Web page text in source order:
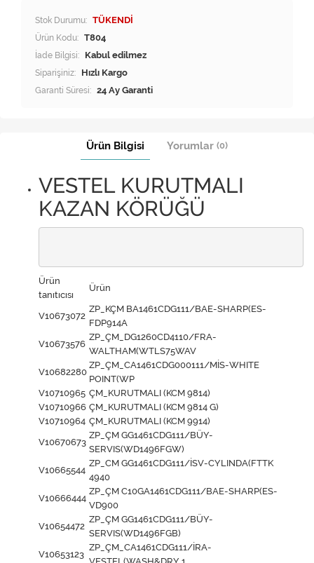
Stok Durumu: TÜKENDİ
Ürün Kodu: T804
İade Bilgisi:
Siparişiniz: Hızlı Kargo
Garanti Süresi: 24 Ay Garanti
Ürün Bilgisi Yorumlar (0)
VESTEL KURUTMALI
KAZAN KÖRÜĞÜ
Ürün
tanıtıcısı
Ürün
V10673072
ZP_KÇM BA1461CDG111/BAE-SHARP(ES-
FDP914A
V10673576
ZP_ÇM_DG1260CD4110/FRA-
WALTHAM(WTLS75WAV
V10682280
ZP_ÇM_CA1461CDG000111/MİS-WHITE
POINT(WP
V10710965 ÇM_KURUTMALI (KCM 9814)
V10710966 ÇM_KURUTMALI (KCM 9814 G)
V10710964 ÇM_KURUTMALI (KCM 9914)
V10670673
ZP_ÇM GG1461CDG111/BÜY-
SERVIS(WD1496FGW)
V10665544
ZP_CM GG1461CDG111/İSV-CYLINDA(FTTK
4940
V10666444
ZP_ÇM C10GA1461CDG111/BAE-SHARP(ES-
VD900
V10654472
ZP_ÇM GG1461CDG111/BÜY-
SERVIS(WD1496FGB)
V10653123
ZP_ÇM_CA1461CDG111/İRA-